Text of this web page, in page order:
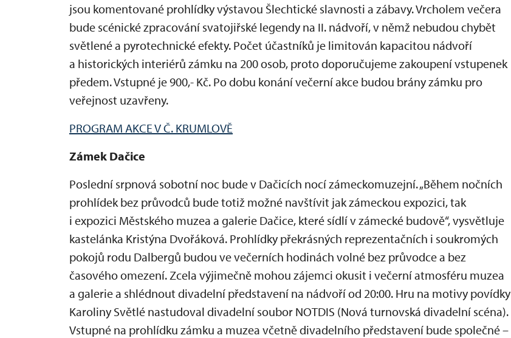
jsou komentované prohlídky výstavou Šlechtické slavnosti a zábavy. Vrcholem večera
bude scénické zpracování svatojiřské legendy na II. nádvoří, v němž nebudou chybět
světlené a pyrotechnické efekty. Počet účastníků je limitován kapacitou nádvoří
a historických interiérů zámku na 200 osob, proto doporučujeme zakoupení vstupenek
předem. Vstupné je 900,- Kč. Po dobu konání večerní akce budou brány zámku pro
veřejnost uzavřeny.
PROGRAM AKCE V Č. KRUMLOVĚ
Zámek Dačice
Poslední srpnová sobotní noc bude v Dačicích nocí zámeckomuzejní. „Během nočních
prohlídek bez průvodců bude totiž možné navštívit jak zámeckou expozici, tak
i expozici Městského muzea a galerie Dačice, které sídlí v zámecké budově“, vysvětluje
kastelánka Kristýna Dvořáková. Prohlídky překrásných reprezentačních i soukromých
pokojů rodu Dalbergů budou ve večerních hodinách volné bez průvodce a bez
časového omezení. Zcela výjimečně mohou zájemci okusit i večerní atmosféru muzea
a galerie a shlédnout divadelní představení na nádvoří od 20:00. Hru na motivy povídky
Karoliny Světlé nastudoval divadelní soubor NOTDIS (Nová turnovská divadelní scéna).
Vstupné na prohlídku zámku a muzea včetně divadelního představení bude společné –